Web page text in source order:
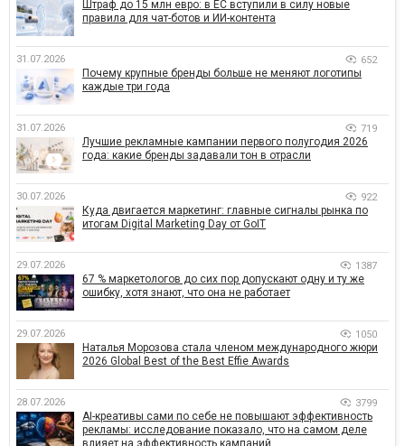
Штраф до 15 млн евро: в ЕС вступили в силу новые
правила для чат-ботов и ИИ-контента
31.07.2026 652
Почему крупные бренды больше не меняют логотипы
каждые три года
31.07.2026 719
Лучшие рекламные кампании первого полугодия 2026
года: какие бренды задавали тон в отрасли
30.07.2026 922
Куда двигается маркетинг: главные сигналы рынка по
итогам Digital Marketing Day от GoIT
29.07.2026 1387
67 % маркетологов до сих пор допускают одну и ту же
ошибку, хотя знают, что она не работает
29.07.2026 1050
Наталья Морозова стала членом международного жюри
2026 Global Best of the Best Effie Awards
28.07.2026 3799
AI-креативы сами по себе не повышают эффективность
рекламы: исследование показало, что на самом деле
влияет на эффективность кампаний